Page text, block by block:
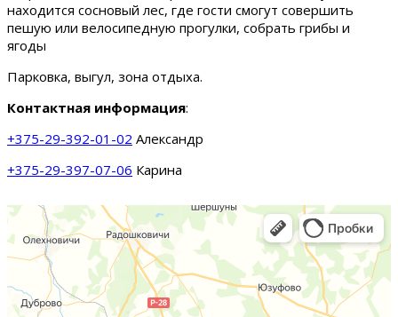
находится сосновый лес, где гости смогут совершить
пешую или велосипедную прогулки, собрать грибы и
ягоды
Парковка, выгул, зона отдыха.
Контактная информация:
+375-29-392-01-02 Александр
+375-29-397-07-06 Карина